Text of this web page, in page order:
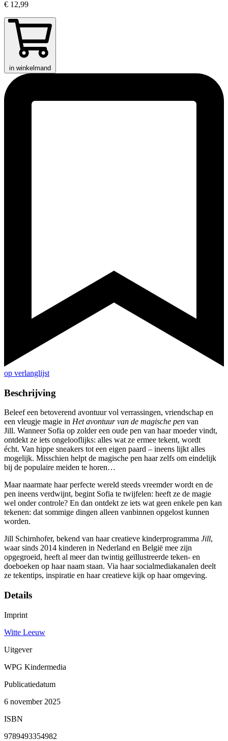
€ 12,99
in winkelmand
op verlanglijst
Beschrijving
Beleef een betoverend avontuur vol verrassingen, vriendschap en
een vleugje magie in Het avontuur van de magische pen van
Jill. Wanneer Sofia op zolder een oude pen van haar moeder vindt,
ontdekt ze iets ongelooflijks: alles wat ze ermee tekent, wordt
écht. Van hippe sneakers tot een eigen paard – ineens lijkt alles
mogelijk. Misschien helpt de magische pen haar zelfs om eindelijk
bij de populaire meiden te horen…
Maar naarmate haar perfecte wereld steeds vreemder wordt en de
pen ineens verdwijnt, begint Sofia te twijfelen: heeft ze de magie
wel onder controle? En dan ontdekt ze iets wat geen enkele pen kan
tekenen: dat sommige dingen alleen vanbinnen opgelost kunnen
worden.
Jill Schirnhofer, bekend van haar creatieve kinderprogramma Jill,
waar sinds 2014 kinderen in Nederland en België mee zijn
opgegroeid, heeft al meer dan twintig geïllustreerde teken- en
doeboeken op haar naam staan. Via haar socialmediakanalen deelt
ze tekentips, inspiratie en haar creatieve kijk op haar omgeving.
Details
Imprint
Witte Leeuw
Uitgever
WPG Kindermedia
Publicatiedatum
6 november 2025
ISBN
9789493354982